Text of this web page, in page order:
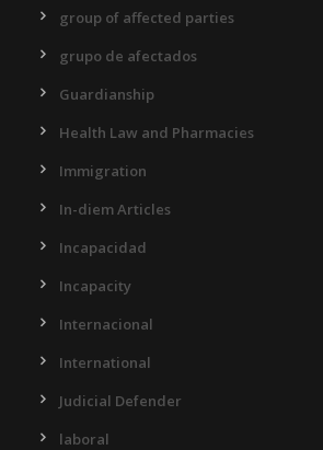
group of affected parties
grupo de afectados
Guardianship
Health Law and Pharmacies
Immigration
In-diem Articles
Incapacidad
Incapacity
Internacional
International
Judicial Defender
laboral